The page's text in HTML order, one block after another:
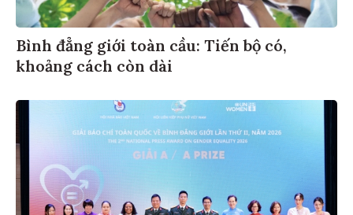
Bình đẳng giới toàn cầu: Tiến bộ có,
khoảng cách còn dài